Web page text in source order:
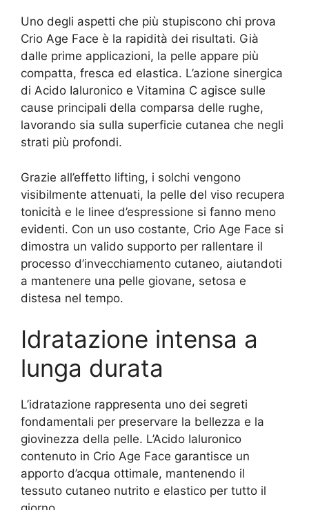
Uno degli aspetti che più stupiscono chi prova
Crio Age Face è la rapidità dei risultati. Già
dalle prime applicazioni, la pelle appare più
compatta, fresca ed elastica. L’azione sinergica
di Acido Ialuronico e Vitamina C agisce sulle
cause principali della comparsa delle rughe,
lavorando sia sulla superficie cutanea che negli
strati più profondi.
Grazie all’effetto lifting, i solchi vengono
visibilmente attenuati, la pelle del viso recupera
tonicità e le linee d’espressione si fanno meno
evidenti. Con un uso costante, Crio Age Face si
dimostra un valido supporto per rallentare il
processo d’invecchiamento cutaneo, aiutandoti
a mantenere una pelle giovane, setosa e
distesa nel tempo.
Idratazione intensa a
lunga durata
L’idratazione rappresenta uno dei segreti
fondamentali per preservare la bellezza e la
giovinezza della pelle. L’Acido Ialuronico
contenuto in Crio Age Face garantisce un
apporto d’acqua ottimale, mantenendo il
tessuto cutaneo nutrito e elastico per tutto il